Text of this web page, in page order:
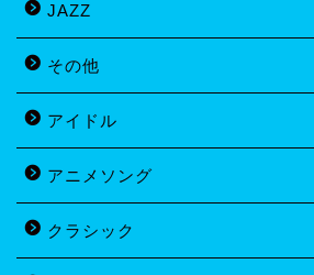
JAZZ
その他
アイドル
アニメソング
クラシック